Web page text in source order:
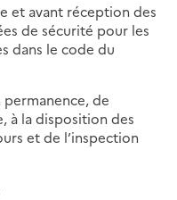
et avant réception des
de sécurité pour les
dans le code du
de
à la disposition des
et de l’inspection